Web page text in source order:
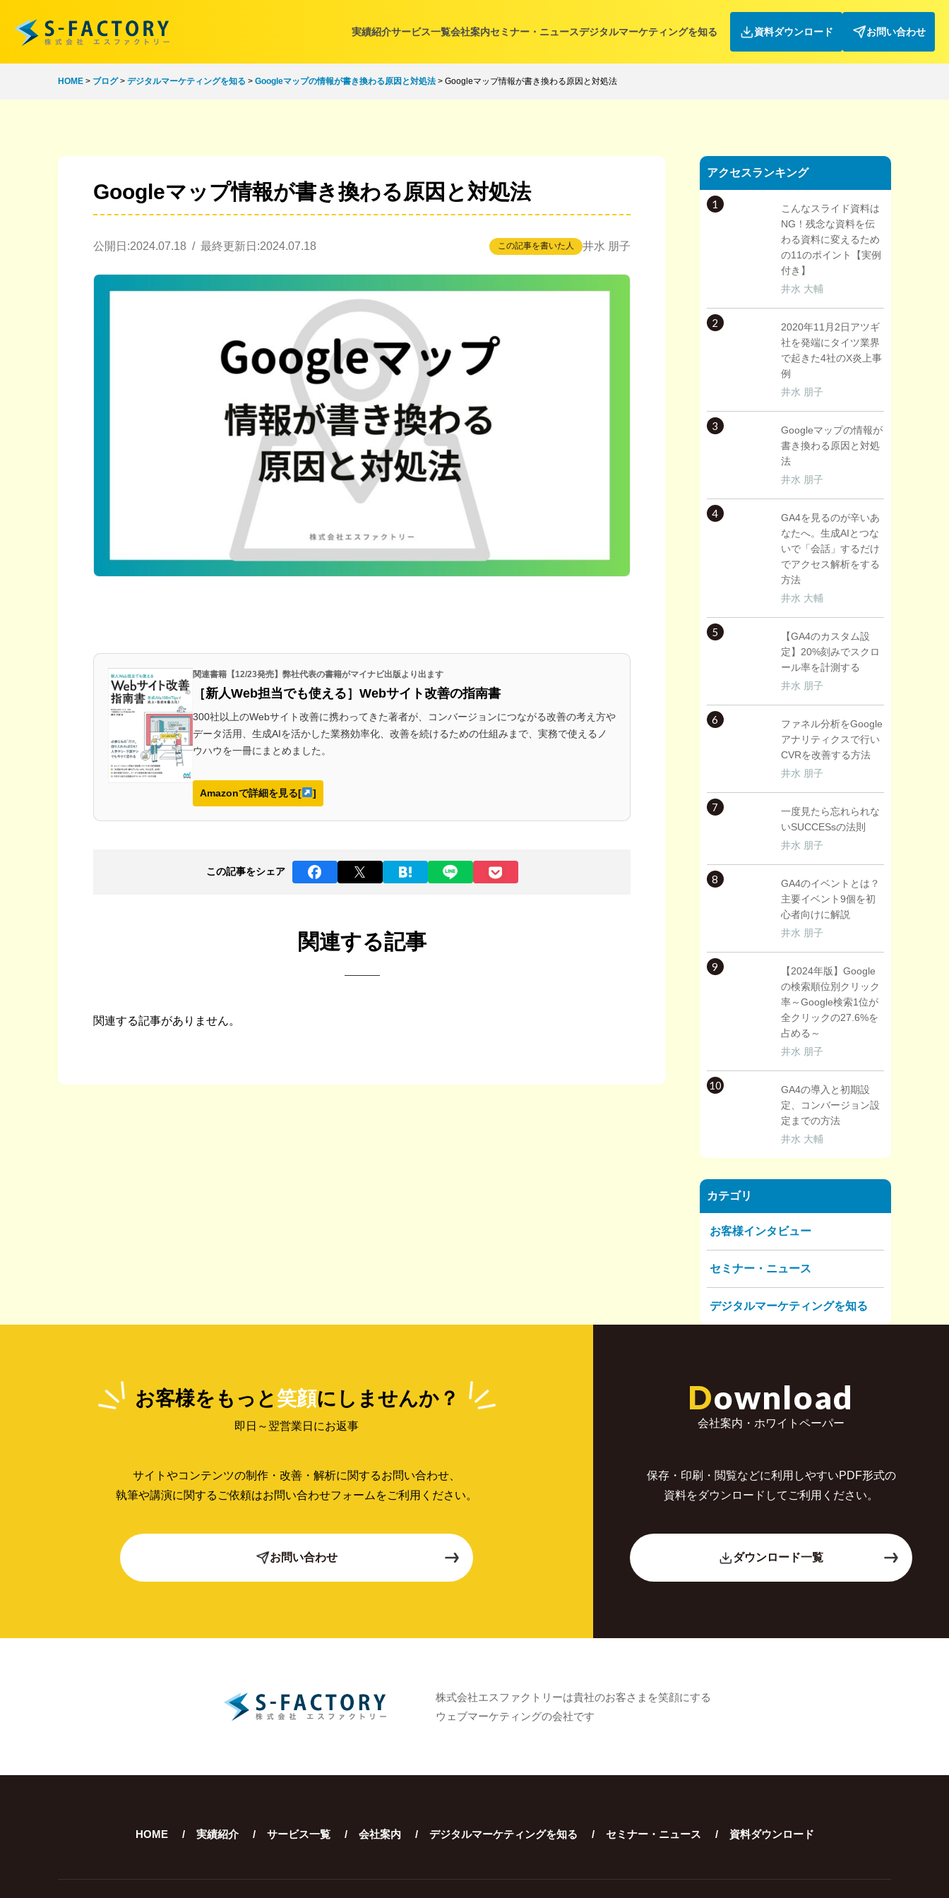
実績紹介サービス一覧会社案内セミナー・ニュースデジタルマーケティングを知る 資料ダウンロード お問い合わせ
HOME > ブログ> デジタルマーケティングを知る > Googleマップの情報が書き換わる原因と対処法 > Googleマップ情報が書き換わる原因と対処法
Googleマップ情報が書き換わる原因と対処法
公開日:2024.07.18 / 最終更新日:2024.07.18 この記事を書いた人 井水 朋子
関連書籍【12/23発売】弊社代表の書籍がマイナビ出版より出ます
［新人Web担当でも使える］Webサイト改善の指南書
300社以上のWebサイト改善に携わってきた著者が、コンバージョンにつながる改善の考え方や
データ活用、生成AIを活かした業務効率化、改善を続けるための仕組みまで、実務で使えるノ
ウハウを一冊にまとめました。
Amazonで詳細を見る[ ]
この記事をシェア
関連する記事
関連する記事がありません。
アクセスランキング
1
こんなスライド資料は
NG！残念な資料を伝
わる資料に変えるため
の11のポイント【実例
付き】
井水 大輔
2
2020年11月2日アツギ
社を発端にタイツ業界
で起きた4社のX炎上事
例
井水 朋子
3
Googleマップの情報が
書き換わる原因と対処
法
井水 朋子
4
GA4を見るのが辛いあ
なたへ。生成AIとつな
いで「会話」するだけ
でアクセス解析をする
方法
井水 大輔
5
【GA4のカスタム設
定】20%刻みでスクロ
ール率を計測する
井水 朋子
6
ファネル分析をGoogle
アナリティクスで行い
CVRを改善する方法
井水 朋子
7
一度見たら忘れられな
いSUCCESsの法則
井水 朋子
8
GA4のイベントとは？
主要イベント9個を初
心者向けに解説
井水 朋子
9
【2024年版】Google
の検索順位別クリック
率～Google検索1位が
全クリックの27.6%を
占める～
井水 朋子
10
GA4の導入と初期設
定、コンバージョン設
定までの方法
井水 大輔
カテゴリ
お客様インタビュー
セミナー・ニュース
デジタルマーケティングを知る
お客様をもっと笑顔にしませんか？
即日～翌営業日にお返事
サイトやコンテンツの制作・改善・解析に関するお問い合わせ、
執筆や講演に関するご依頼はお問い合わせフォームをご利用ください。
お問い合わせ
Download
会社案内・ホワイトペーパー
保存・印刷・閲覧などに利用しやすいPDF形式の
資料をダウンロードしてご利用ください。
ダウンロード一覧
株式会社エスファクトリーは貴社のお客さまを笑顔にする
ウェブマーケティングの会社です
HOME 実績紹介 サービス一覧 会社案内 デジタルマーケティングを知る セミナー・ニュース 資料ダウンロード